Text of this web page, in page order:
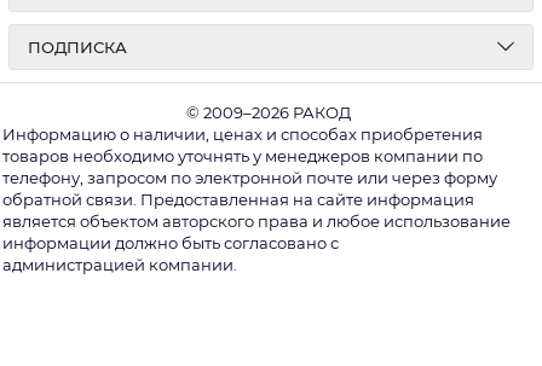
ПОДПИСКА
© 2009–2026 РАКОД
Информацию о наличии, ценах и способах приобретения
товаров необходимо уточнять у менеджеров компании по
телефону, запросом по электронной почте или через форму
обратной связи. Предоставленная на сайте информация
является объектом авторского права и любое использование
информации должно быть согласовано с
администрацией компании.